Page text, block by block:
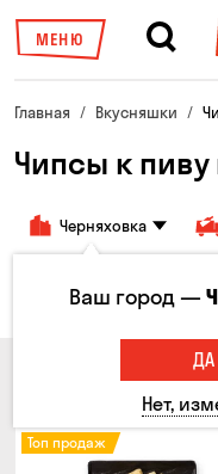
МЕНЮ
Главная Вкусняшки
Чипсы к пиву
Черняховка
Кукуруза Семечки
Топ продаж
Ваш город —
ДА
Нет,